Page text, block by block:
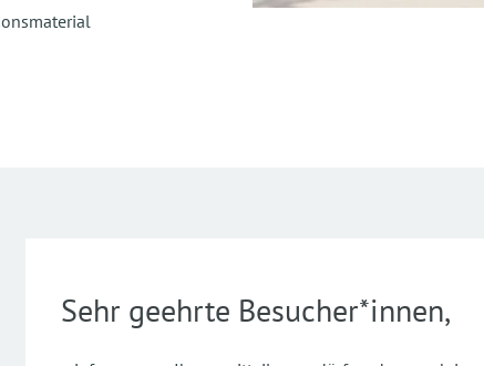
Sehr geehrte Besucher*innen,